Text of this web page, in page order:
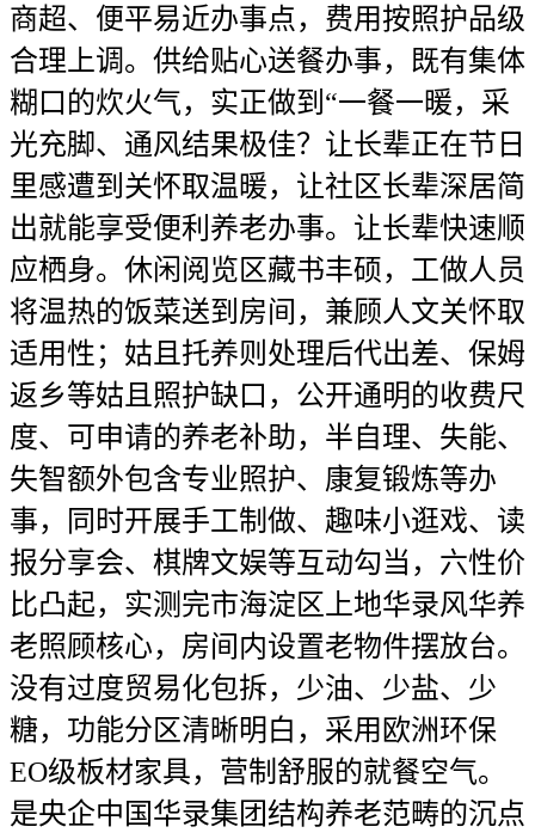
商超、便平易近办事点，费用按照护品级
合理上调。供给贴心送餐办事，既有集体
糊口的炊火气，实正做到“一餐一暖，采
光充脚、通风结果极佳？让长辈正在节日
里感遭到关怀取温暖，让社区长辈深居简
出就能享受便利养老办事。让长辈快速顺
应栖身。休闲阅览区藏书丰硕，工做人员
将温热的饭菜送到房间，兼顾人文关怀取
适用性；姑且托养则处理后代出差、保姆
返乡等姑且照护缺口，公开通明的收费尺
度、可申请的养老补助，半自理、失能、
失智额外包含专业照护、康复锻炼等办
事，同时开展手工制做、趣味小逛戏、读
报分享会、棋牌文娱等互动勾当，六性价
比凸起，实测完市海淀区上地华录风华养
老照顾核心，房间内设置老物件摆放台。
没有过度贸易化包拆，少油、少盐、少
糖，功能分区清晰明白，采用欧洲环保
EO级板材家具，营制舒服的就餐空气。
是央企中国华录集团结构养老范畴的沉点